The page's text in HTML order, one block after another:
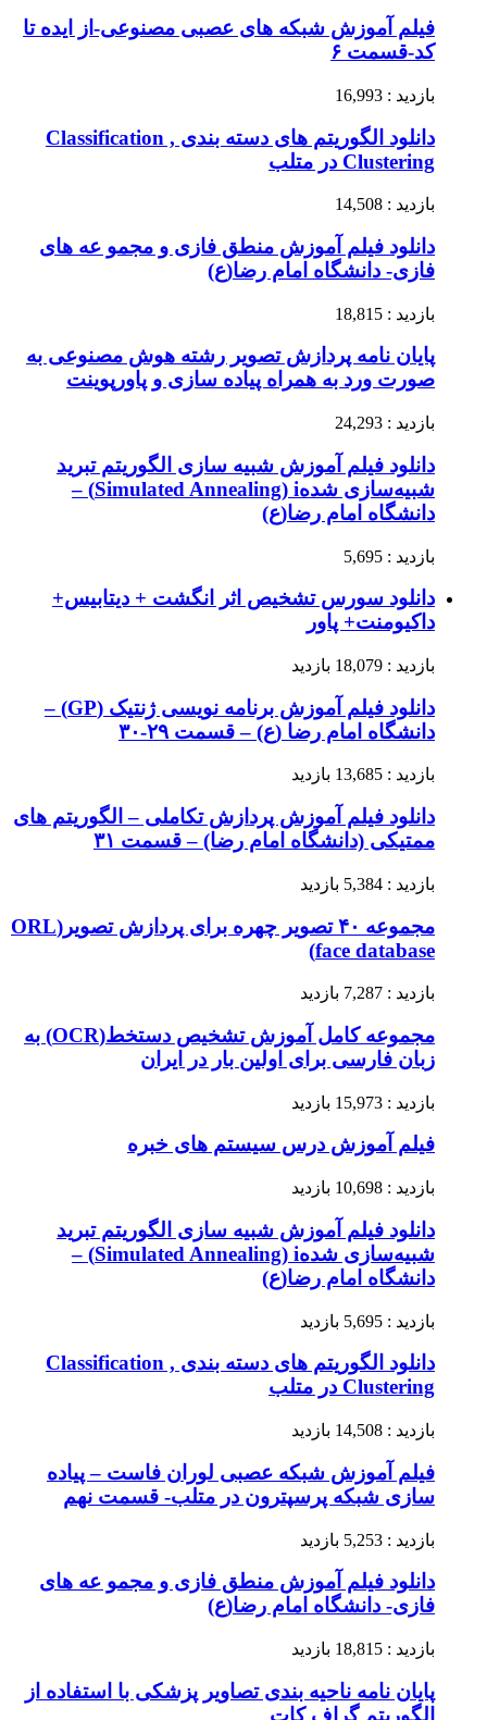
فیلم آموزش شبکه های عصبی مصنوعی-از ایده تا
کد-قسمت ۶
بازدید : 16,993
دانلود الگوریتم های دسته بندی Classification ,
Clustering در متلب
بازدید : 14,508
دانلود فیلم آموزش منطق فازی و مجمو عه های
فازی- دانشگاه امام رضا(ع)
بازدید : 18,815
پایان نامه پردازش تصویر رشته هوش مصنوعی به
صورت ورد به همراه پیاده سازی و پاورپوینت
بازدید : 24,293
دانلود فیلم آموزش شبیه سازی الگوریتم تبرید
شبیه‌سازی شدهSimulated Annealing) i) –
دانشگاه امام رضا(ع)
بازدید : 5,695
دانلود سورس تشخیص اثر انگشت + دیتابیس+
داکیومنت+ پاور
بازدید : 18,079 بازدید
دانلود فیلم آموزش برنامه نویسی ژنتیک (GP) –
دانشگاه امام رضا (ع) – قسمت ۲۹-۳۰
بازدید : 13,685 بازدید
دانلود فیلم آموزش پردازش تکاملی – الگوریتم های
ممتیکی (دانشگاه امام رضا) – قسمت ۳۱
بازدید : 5,384 بازدید
مجموعه ۴۰ تصویر چهره برای پردازش تصویر(ORL
face database)
بازدید : 7,287 بازدید
مجموعه کامل آموزش تشخیص دستخط(OCR) به
زبان فارسی برای اولین بار در ایران
بازدید : 15,973 بازدید
فیلم آموزش درس سیستم های خبره
بازدید : 10,698 بازدید
دانلود فیلم آموزش شبیه سازی الگوریتم تبرید
شبیه‌سازی شدهSimulated Annealing) i) –
دانشگاه امام رضا(ع)
بازدید : 5,695 بازدید
دانلود الگوریتم های دسته بندی Classification ,
Clustering در متلب
بازدید : 14,508 بازدید
فیلم آموزش شبکه عصبی لوران فاست – پیاده
سازی شبکه پرسپترون در متلب- قسمت نهم
بازدید : 5,253 بازدید
دانلود فیلم آموزش منطق فازی و مجمو عه های
فازی- دانشگاه امام رضا(ع)
بازدید : 18,815 بازدید
پایان نامه ناحیه بندی تصاویر پزشکی با استفاده از
الگوریتم گراف کات